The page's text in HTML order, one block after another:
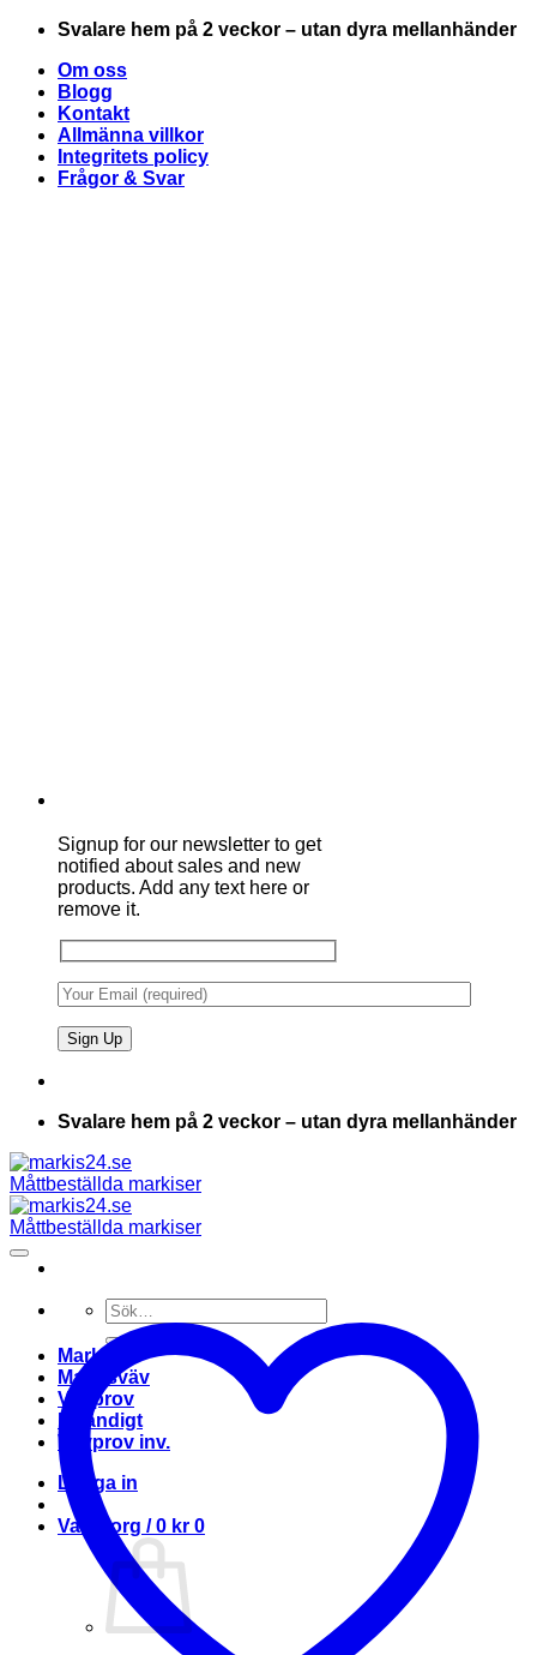
Skip
content
Svalare hem på 2 veckor – utan dyra mellanhänder
Om oss
Blogg
Kontakt
Allmänna villkor
Integritets policy
Frågor & Svar
Signup for our newsletter to get
notified about sales and new
products. Add any text here or
remove it.
Svalare hem på 2 veckor – utan dyra mellanhänder
Sök
efter:
Markis
Markisväv
Vävprov
Invändigt
Vävprov inv.
Logga in
Varukorg /0 kr 0